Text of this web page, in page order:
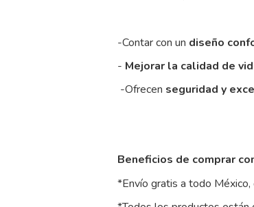
-Contar con un diseño
- Mejorar la calidad de
-Ofrecen seguridad y
Beneficios de comprar
*Envío gratis a todo